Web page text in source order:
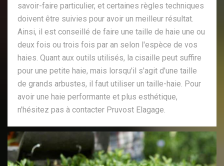
savoir-faire particulier, et certaines règles techniques
doivent être suivies pour avoir un meilleur résultat.
Ainsi, il est conseillé de faire une taille de haie une ou
deux fois ou trois fois par an selon l'espèce de vos
haies. Quant aux outils utilisés, la cisaille peut suffire
pour une petite haie, mais lorsqu'il s'agit d'une taille
de grands arbustes, il faut utiliser un taille-haie. Pour
avoir une haie performante et plus esthétique,
n'hésitez pas à contacter Pruvost Elagage.